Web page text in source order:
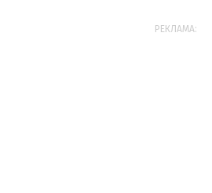
РЕКЛАМА: